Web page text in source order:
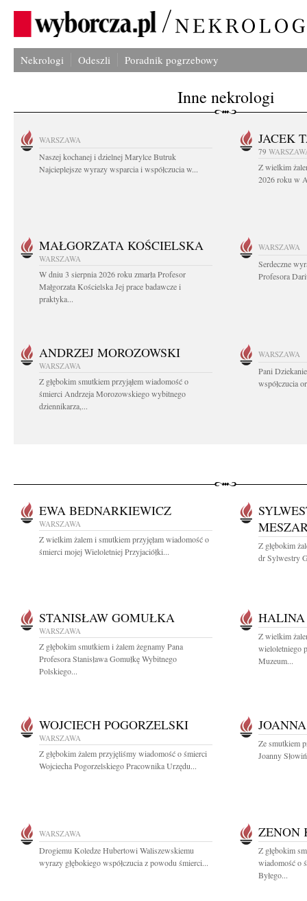
Nekrologi Odeszli Poradnik pogrzebowy
Inne nekrologi
WARSZAWA
Naszej kochanej i dzielnej Marylce Butruk
Najcieplejsze wyrazy wsparcia i współczucia w...
JACEK
79
Z wielkim
2026 roku w
MAŁGORZATA KOŚCIELSKA
WARSZAWA
W dniu 3 sierpnia 2026 roku zmarła Profesor
Małgorzata Kościelska Jej prace badawcze i
praktyka...
WARSZAWA
Serdeczne
Profesora
ANDRZEJ MOROZOWSKI
WARSZAWA
Z głębokim smutkiem przyjąłem wiadomość o
śmierci Andrzeja Morozowskiego wybitnego
dziennikarza,...
WARSZAWA
Pani
współczucia
EWA BEDNARKIEWICZ
WARSZAWA
Z wielkim żalem i smutkiem przyjęłam wiadomość o
śmierci mojej Wieloletniej Przyjaciółki...
Z głębokim
dr Sylwestry
STANISŁAW GOMUŁKA
WARSZAWA
Z głębokim smutkiem i żalem żegnamy Pana
Profesora Stanisława Gomułkę Wybitnego
Polskiego...
HALINA
Z wielkim
wieloletniego
Muzeum...
WOJCIECH POGORZELSKI
WARSZAWA
Z głębokim żalem przyjęliśmy wiadomość o śmierci
Wojciecha Pogorzelskiego Pracownika Urzędu...
Ze smutkiem
Joanny
WARSZAWA
Drogiemu Koledze Hubertowi Waliszewskiemu
wyrazy głębokiego współczucia z powodu śmierci...
ZENON
Z głębokim
wiadomość o
Byłego...